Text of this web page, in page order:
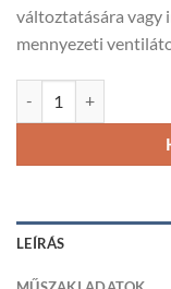
változtatására vagy
mennyezeti
LEÍRÁS